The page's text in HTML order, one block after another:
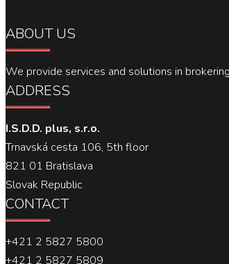
ABOUT US
We provide services and solutions in
ADDRESS
I.S.D.D. plus, s.r.o.
Trnavská cesta 106, 5th floor
821 01 Bratislava
Slovak Republic
CONTACT
+421 2 5827 5800
+421 2 5827 5809